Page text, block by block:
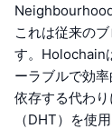
これは従来の
す。Holochain
ーラブルで効
依存する代わ
（DHT）を使